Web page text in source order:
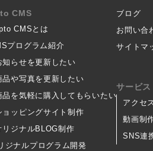
CMS
CMSとは
プログラム紹介
知らせを更新したい
品や写真を更新したい
品を気軽に購入してもらいたい
ョッピングサイト制作
リジナルBLOG制作
ジナルプログラム開発
ブログ
お問い合
サイトマ
サービス
アクセ
動画制
SNS連